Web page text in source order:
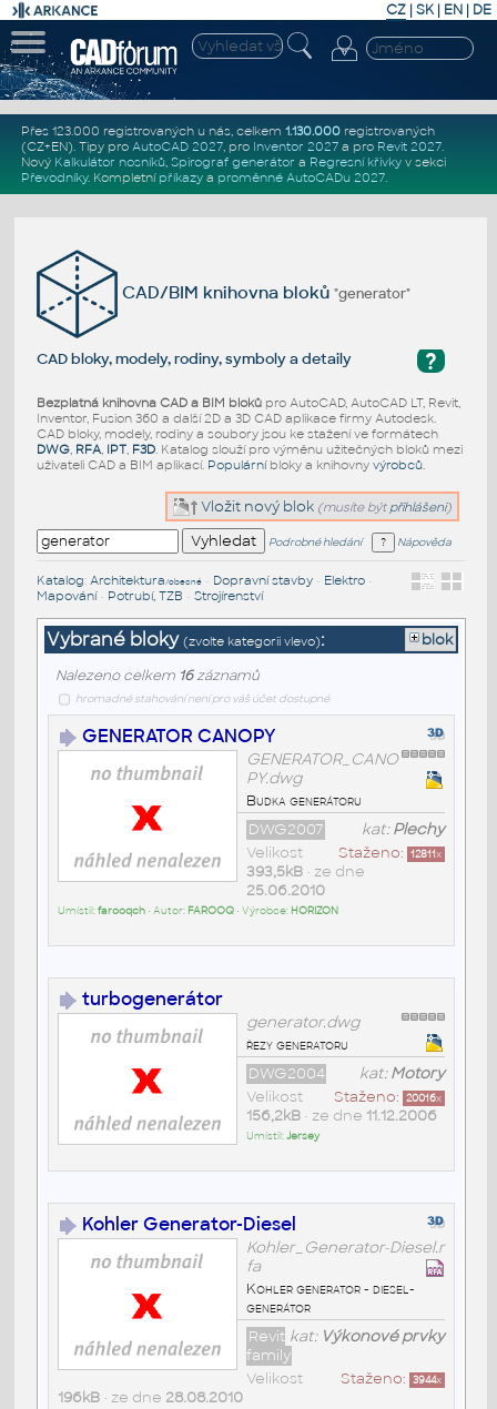
CZ | SK| EN | DE
Přes 123.000 registrovaných u nás, celkem 1.130.000registrovaných
(CZ+EN). Tipy pro AutoCAD 2027, pro Inventor 2027a pro Revit 2027.
Nový Kalkulátor nosníků, Spirograf generátor a Regresní křivkyv sekci
Převodníky. Kompletní příkazya proměnné AutoCADu 2027.
CAD/BIM knihovna bloků"generator"
?
CAD bloky, modely, rodiny, symboly a detaily
Bezplatná knihovna CAD a BIM blokůpro AutoCAD, AutoCAD LT, Revit,
Inventor, Fusion 360 a další 2D a 3D CAD aplikace firmy Autodesk.
CAD bloky, modely, rodiny a soubory jsou ke stažení ve formátech
DWG, RFA, IPT, F3D. Katalog slouží pro výměnu užitečných bloků mezi
uživateli CAD a BIM aplikací. Populárníbloky a knihovny výrobců.
Vložit nový blok (musíte být přihlášeni)
Podrobné hledání Nápověda
Katalog: Architektura/obecné• Dopravní stavby• Elektro•
Mapování• Potrubí, TZB • Strojírenství
Vybrané bloky (zvolte kategorii vlevo): blok
Nalezeno celkem 16záznamů
hromadné stahování není pro váš účet dostupné
GENERATOR CANOPY
GENERATOR_CANO
PY.dwg
Budka generátoru
kat:Plechy
DWG2007
Staženo: 12811x
Velikost
393,5kB• ze dne
25.06.2010
Umístil:farooqch• Autor: FAROOQ• Výrobce: HORIZON
turbogenerátor
generator.dwg
řezy generatoru
kat:Motory
DWG2004
Staženo: 20016x
Velikost
156,2kB• ze dne 11.12.2006
Umístil:Jersey
Kohler Generator-Diesel
Kohler_Generator-Diesel.r
fa
Kohler generator - diesel-
generátor
kat: Výkonové prvky
Revit
family
Staženo: 3944x
Velikost
196kB• ze dne 28.08.2010